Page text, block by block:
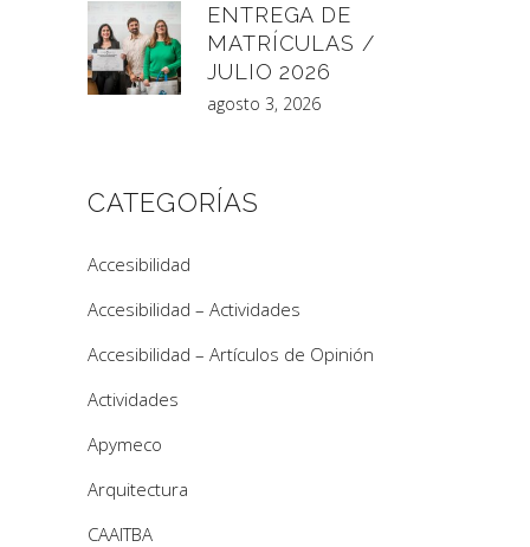
ENTREGA DE
MATRÍCULAS /
JULIO 2026
agosto 3, 2026
CATEGORÍAS
Accesibilidad
Accesibilidad – Actividades
Accesibilidad – Artículos de Opinión
Actividades
Apymeco
Arquitectura
CAAITBA